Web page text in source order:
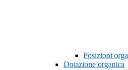
Posizioni
Dotazione organica